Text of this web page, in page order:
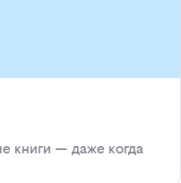
книги — даже когда